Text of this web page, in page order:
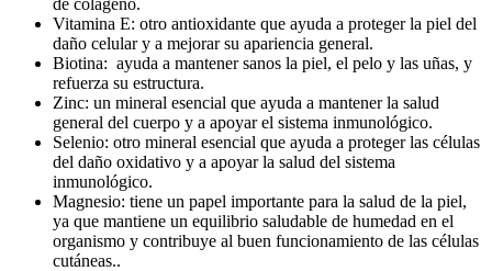
de colágeno.
Vitamina E: otro antioxidante que ayuda a proteger la piel del
daño celular y a mejorar su apariencia general.
Biotina: ayuda a mantener sanos la piel, el pelo y las uñas, y
refuerza su estructura.
Zinc: un mineral esencial que ayuda a mantener la salud
general del cuerpo y a apoyar el sistema inmunológico.
Selenio: otro mineral esencial que ayuda a proteger las células
del daño oxidativo y a apoyar la salud del sistema
inmunológico.
Magnesio: tiene un papel importante para la salud de la piel,
ya que mantiene un equilibrio saludable de humedad en el
organismo y contribuye al buen funcionamiento de las células
cutáneas..